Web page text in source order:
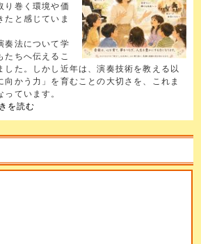
り巻く環境や価
たと感じていま
奏法について学
たちへ伝えるこ
した。しかし近年は、演奏技術を教える以
向かう力」を育むことの大切さを、これま
ています。
を読む